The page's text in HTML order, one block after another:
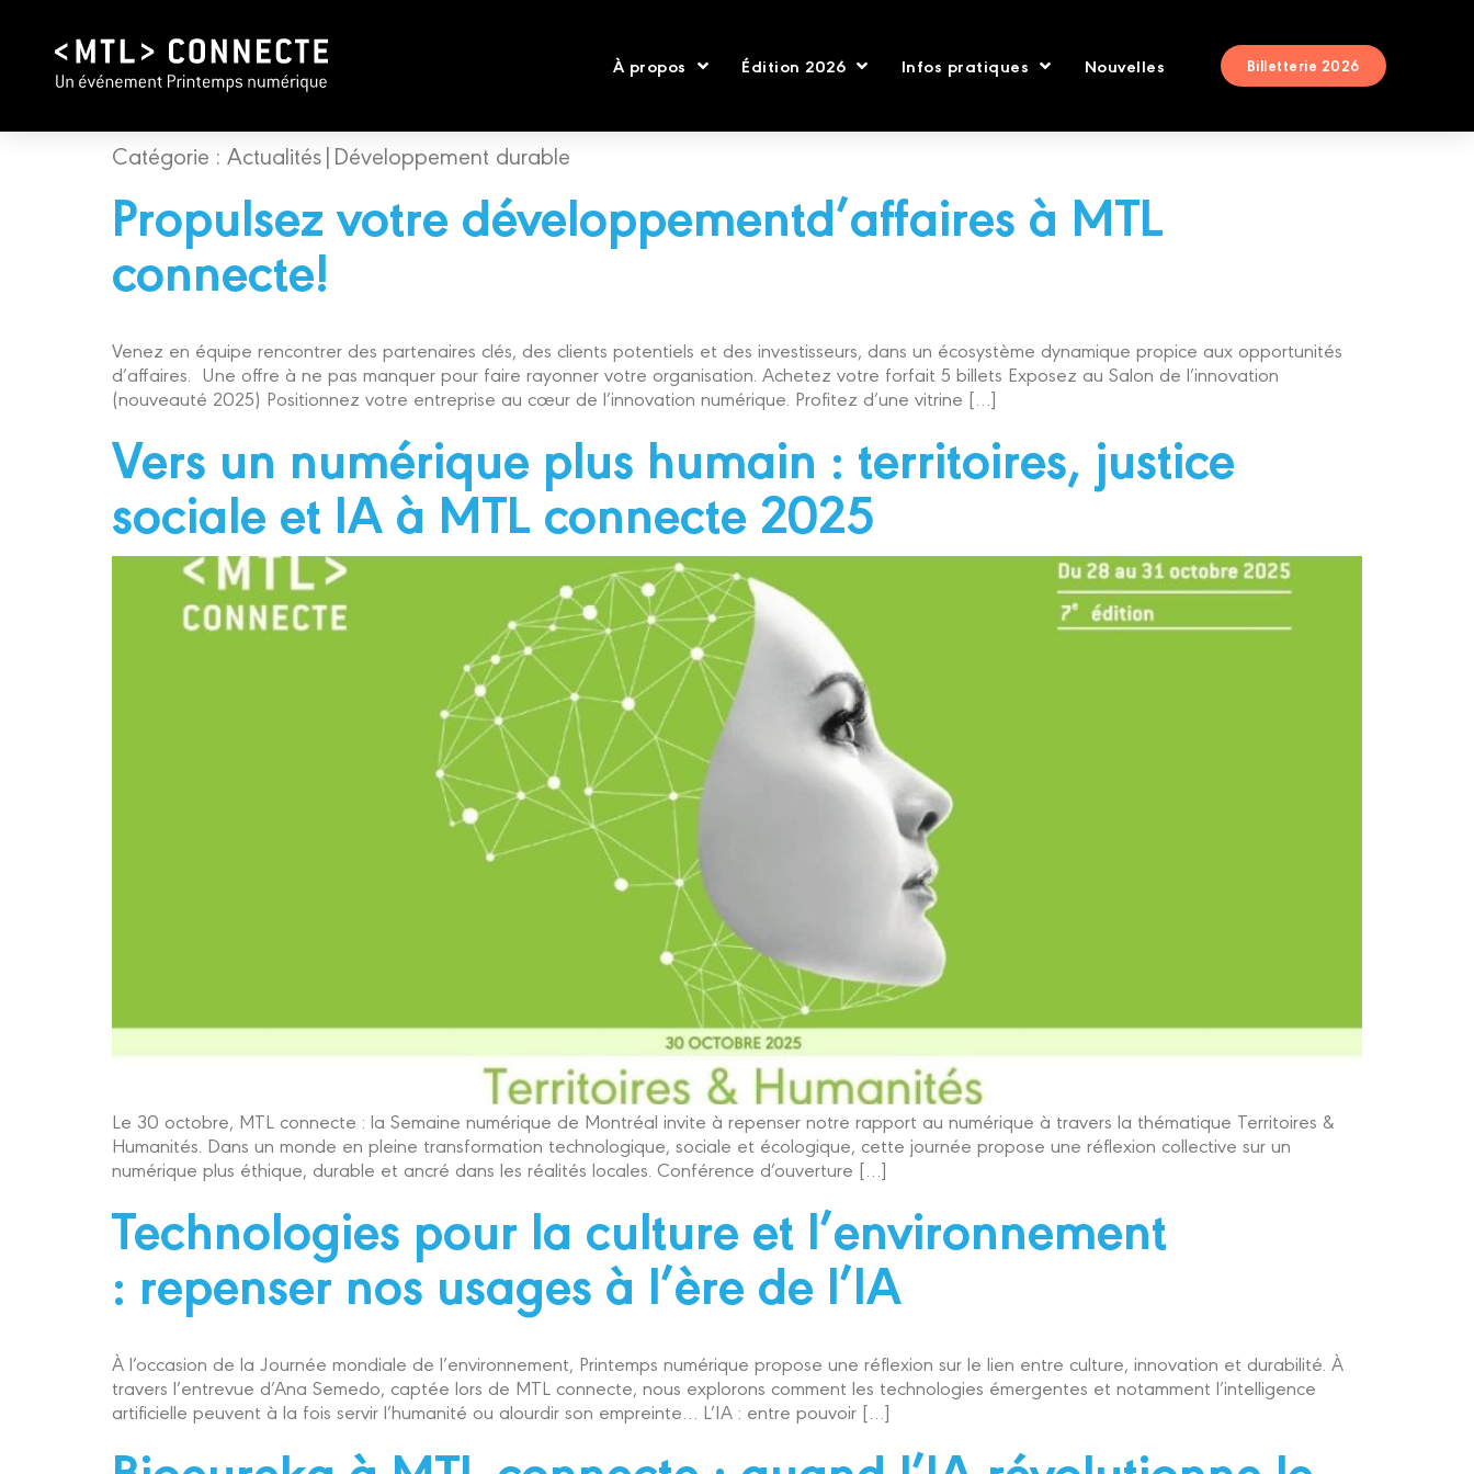
À propos Édition 2026 Infos pratiques Nouvelles Billetterie 2026
Catégorie : Actualités|Développement durable
Propulsez votre développementd’affaires à MTL
connecte!
Venez en équipe rencontrer des partenaires clés, des clients potentiels et des investisseurs, dans un écosystème dynamique propice aux opportunités
d’affaires. Une offre à ne pas manquer pour faire rayonner votre organisation. Achetez votre forfait 5 billets Exposez au Salon de l’innovation
(nouveauté 2025) Positionnez votre entreprise au cœur de l’innovation numérique. Profitez d’une vitrine […]
Vers un numérique plus humain : territoires, justice
sociale et IA à MTL connecte 2025
Le 30 octobre, MTL connecte : la Semaine numérique de Montréal invite à repenser notre rapport au numérique à travers la thématique Territoires &
Humanités. Dans un monde en pleine transformation technologique, sociale et écologique, cette journée propose une réflexion collective sur un
numérique plus éthique, durable et ancré dans les réalités locales. Conférence d’ouverture […]
Technologies pour la culture et l’environnement
: repenser nos usages à l’ère de l’IA
À l’occasion de la Journée mondiale de l’environnement, Printemps numérique propose une réflexion sur le lien entre culture, innovation et durabilité. À
travers l’entrevue d’Ana Semedo, captée lors de MTL connecte, nous explorons comment les technologies émergentes et notamment l’intelligence
artificielle peuvent à la fois servir l’humanité ou alourdir son empreinte… L’IA : entre pouvoir […]